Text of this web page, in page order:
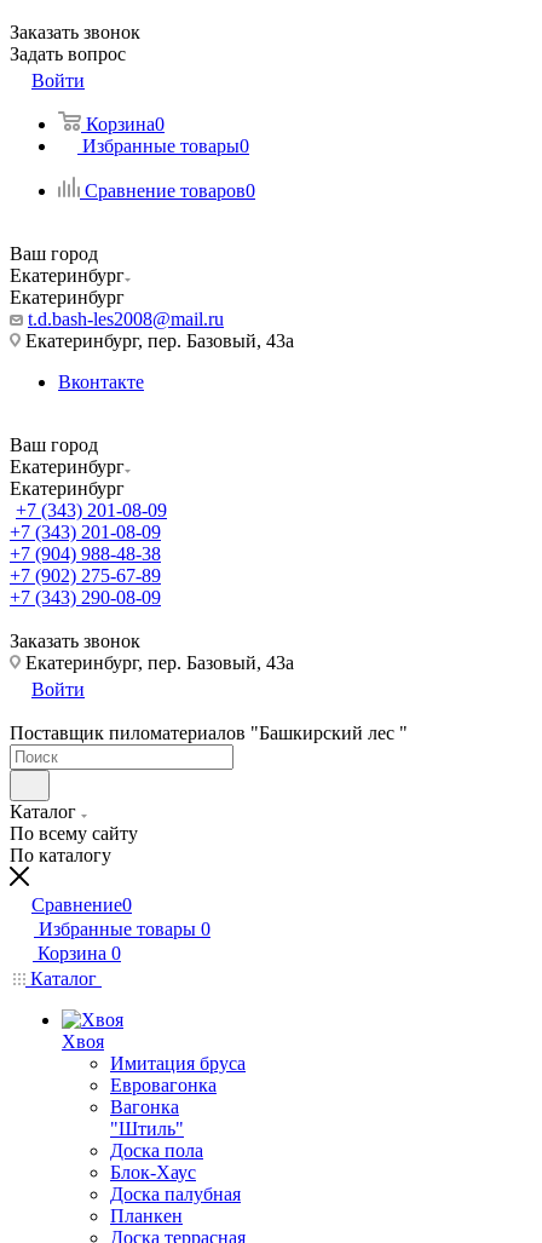
Заказать звонок
Задать вопрос
Войти
Корзина0
Избранные товары0
Сравнение товаров0
Ваш город
Екатеринбург
Екатеринбург
t.d.bash-les2008@mail.ru
Екатеринбург, пер. Базовый, 43а
Вконтакте
Ваш город
Екатеринбург
Екатеринбург
+7 (343) 201-08-09
+7 (343) 201-08-09
+7 (904) 988-48-38
+7 (902) 275-67-89
+7 (343) 290-08-09
Заказать звонок
Екатеринбург, пер. Базовый, 43а
Войти
Поставщик пиломатериалов "Башкирский лес "
Каталог
По всему сайту
По каталогу
Сравнение0
Избранные товары 0
Корзина 0
Каталог
Хвоя
Имитация бруса
Евровагонка
Вагонка
"Штиль"
Доска пола
Блок-Хаус
Доска палубная
Планкен
Доска террасная